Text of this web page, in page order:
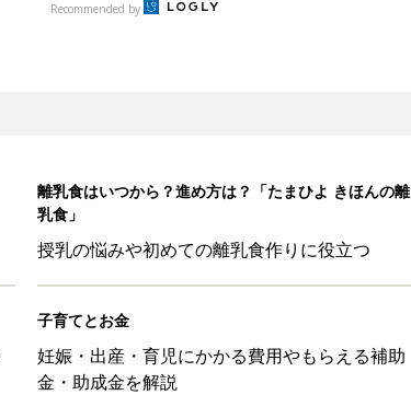
Recommended by
離乳食はいつから？進め方は？「たまひよ きほんの離
乳食」
授乳の悩みや初めての離乳食作りに役立つ
子育てとお金
妊娠・出産・育児にかかる費用やもらえる補助
金・助成金を解説